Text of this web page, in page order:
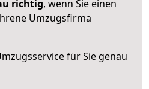
richtig, wenn Sie einen
Umzugsfirma
für Sie genau